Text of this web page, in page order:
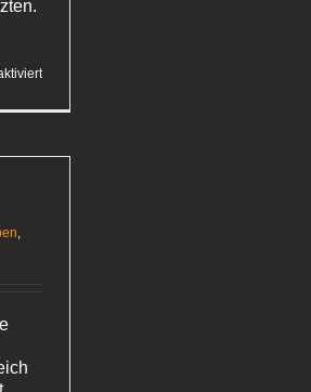
für
,